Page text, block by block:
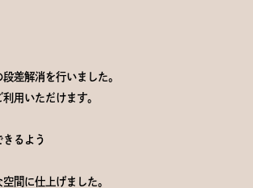
差解消を行いました。
用いただけます。
るよう
間に仕上げました。